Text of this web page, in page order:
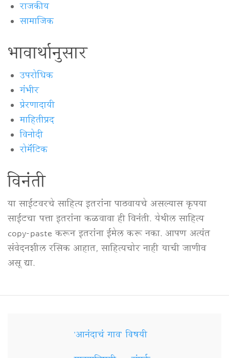
राजकीय
सामाजिक
भावार्थानुसार
उपरोधिक
गंभीर
प्रेरणादायी
माहितीप्रद
विनोदी
रोमॅंटिक
विनंती
या साईटवरचे साहित्य इतरांना पाठवायचे असल्यास कृपया
साईटचा पत्ता इतरांना कळवावा ही विनंती. येथील साहित्य
copy-paste करून इतरांना ईमेल करू नका. आपण अत्यंत
संवेदनशील रसिक आहात, साहित्यचोर नाही याची जाणीव
असू द्या.
Secondary'आनंदाचं गाव' विषयी